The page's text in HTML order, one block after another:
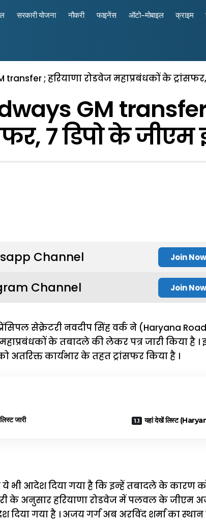
सरकारी योजना नौकरी फाइनेंस ऑटो-मोबाइल क्राइम
transfer ; हरियाणा रोडवेज महाप्रबंधकों के
GM transfer
7 डिपो के
Channel Join Now
Channel Join Now
सेक्रेटरी नवदीप सिंह वर्क ने (Haryana
के तबादले की लेकर पत्र जारी किया है
कार्यभार के तहत ट्रांसफर किया है ।
जारी यहां देखें लिस्ट
आदेश दिया गया है कि इन्हें तबादले के कारण
के अनुसार हरियाणा रोडवेज में पलवल के जीएम
गया है । अजय गर्ग अब अरविंद शर्मा का